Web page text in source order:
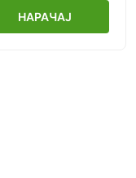
НАРАЧАЈ